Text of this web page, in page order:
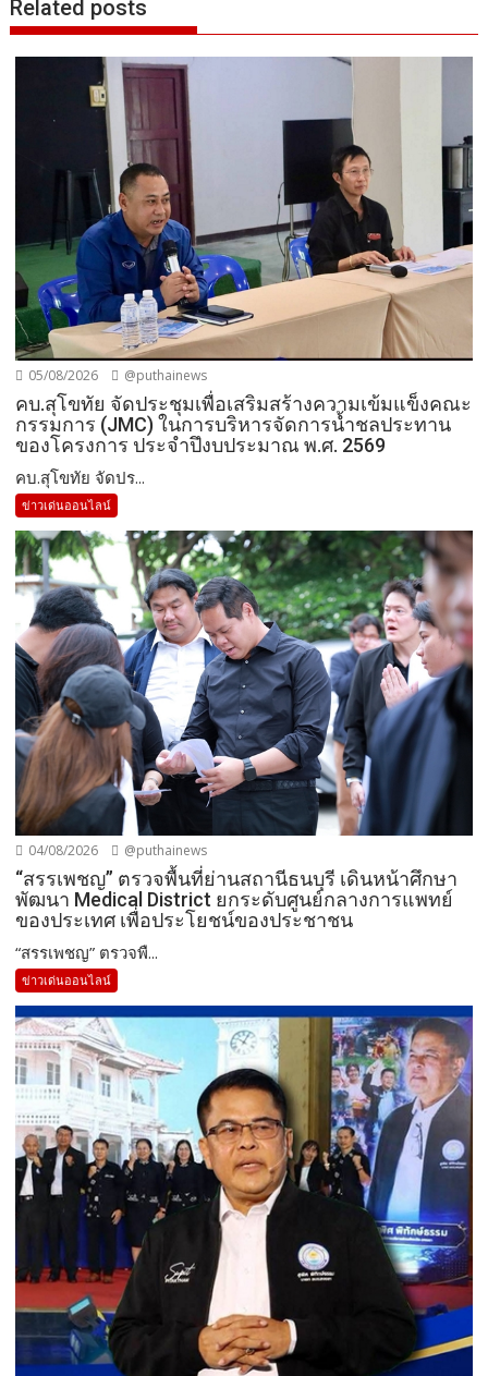
Related posts
05/08/2026 @puthainews
คบ.สุโขทัย จัดประชุมเพื่อเสริมสร้างความเข้มแข็งคณะ
กรรมการ (JMC) ในการบริหารจัดการน้ำชลประทาน
ของโครงการ ประจำปึงบประมาณ พ.ศ. 2569
คบ.สุโขทัย จัดปร...
ข่าวเด่นออนไลน์
04/08/2026 @puthainews
“สรรเพชญ” ตรวจพื้นที่ย่านสถานีธนบุรี เดินหน้าศึกษา
พัฒนา Medical District ยกระดับศูนย์กลางการแพทย์
ของประเทศ เพื่อประโยชน์ของประชาชน
“สรรเพชญ” ตรวจพื...
ข่าวเด่นออนไลน์